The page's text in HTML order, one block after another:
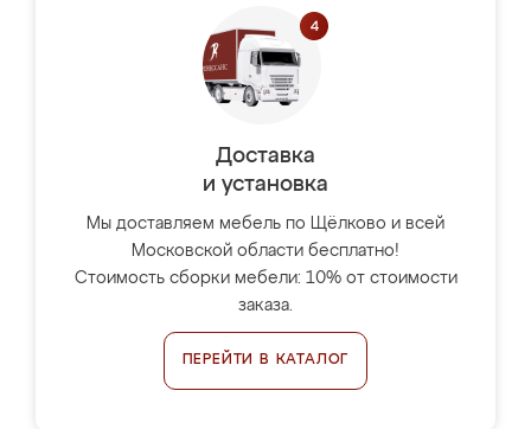
Доставка
и установка
Мы доставляем мебель по Щёлково и всей
Московской области бесплатно!
Стоимость сборки мебели: 10% от стоимости
заказа.
ПЕРЕЙТИ В КАТАЛОГ